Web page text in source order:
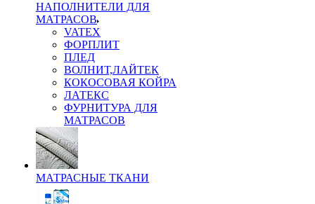
НАПОЛНИТЕЛИ ДЛЯ
МАТРАСОВ
VATEX
ФОРПЛИТ
ПЛЕД
ВОЛНИТ,ЛАЙТЕК
КОКОСОВАЯ КОЙРА
ЛАТЕКС
ФУРНИТУРА ДЛЯ
МАТРАСОВ
МАТРАСНЫЕ ТКАНИ